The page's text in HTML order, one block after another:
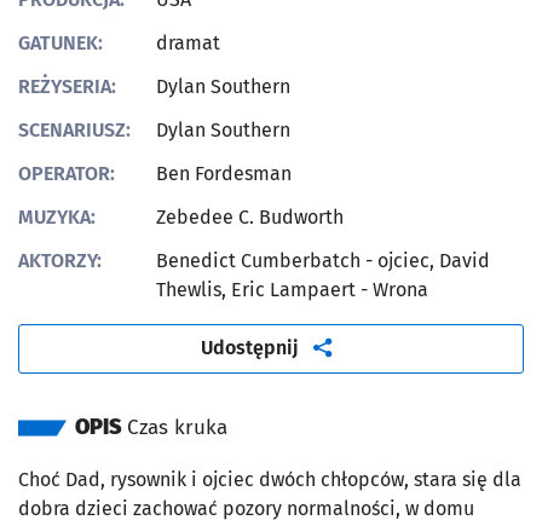
GATUNEK:
dramat
REŻYSERIA:
Dylan Southern
SCENARIUSZ:
Dylan Southern
OPERATOR:
Ben Fordesman
MUZYKA:
Zebedee C. Budworth
AKTORZY:
Benedict Cumberbatch - ojciec, David
Thewlis, Eric Lampaert - Wrona
Udostępnij artykuł
OPIS Czas kruka
Choć Dad, rysownik i ojciec dwóch chłopców, stara się dla
dobra dzieci zachować pozory normalności, w domu